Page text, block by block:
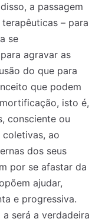
a passagem
– para
se
agravar as
do que para
que podem
isto é,
consciente ou
ao
dos seus
por se afastar da
ajudar,
e progressiva.
será a verdadeira